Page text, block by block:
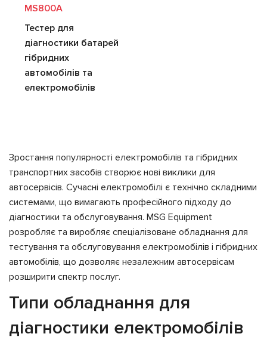
MS800A
Тестер для
діагностики батарей
гібридних
автомобілів та
електромобілів
Зростання популярності електромобілів та гібридних
транспортних засобів створює нові виклики для
автосервісів. Сучасні електромобілі є технічно складними
системами, що вимагають професійного підходу до
діагностики та обслуговування. MSG Equipment
розробляє та виробляє спеціалізоване обладнання для
тестування та обслуговування електромобілів і гібридних
автомобілів, що дозволяє незалежним автосервісам
розширити спектр послуг.
Типи обладнання для
діагностики електромобілів